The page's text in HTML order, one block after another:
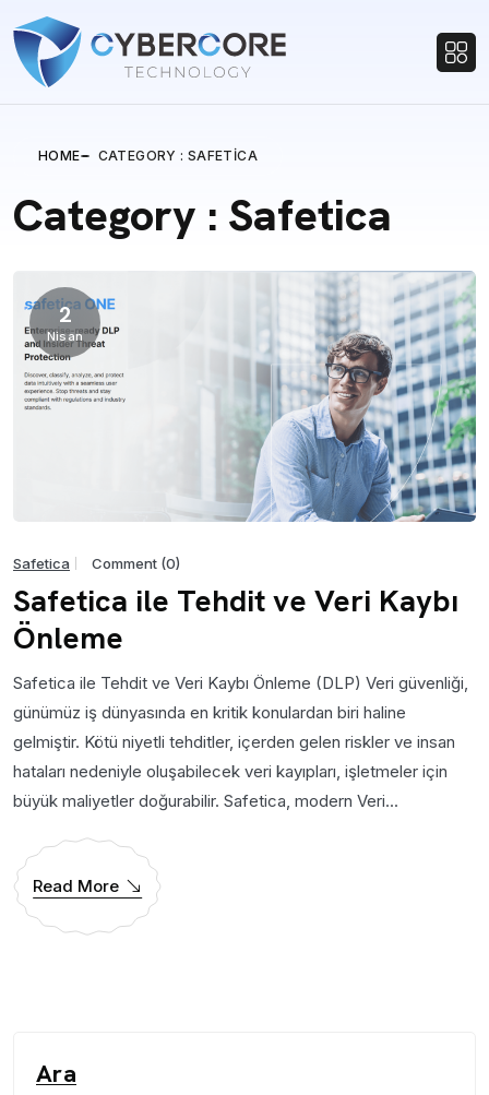
HOME CATEGORY : SAFETICA
Category : Safetica
2
Nisan
Safetica Comment (0)
Safetica ile Tehdit ve Veri Kaybı
Önleme
Safetica ile Tehdit ve Veri Kaybı Önleme (DLP) Veri güvenliği,
günümüz iş dünyasında en kritik konulardan biri haline
gelmiştir. Kötü niyetli tehditler, içerden gelen riskler ve insan
hataları nedeniyle oluşabilecek veri kayıpları, işletmeler için
büyük maliyetler doğurabilir. Safetica, modern Veri...
Read More
Ara